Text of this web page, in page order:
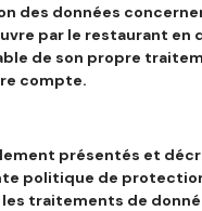
des données
par le restaurant en
de son propre
compte.
présentés et
politique de
traitements de